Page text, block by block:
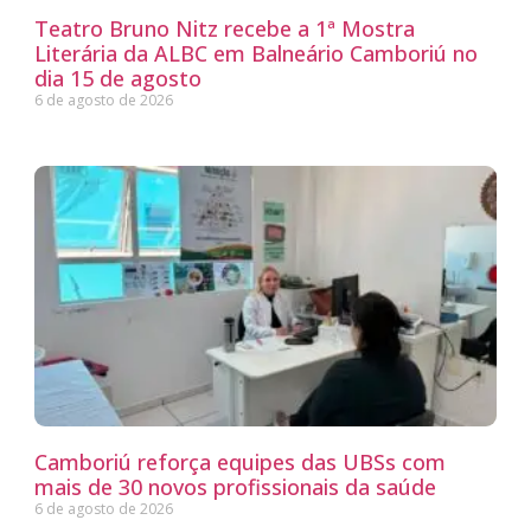
Teatro Bruno Nitz recebe a 1ª Mostra
Literária da ALBC em Balneário Camboriú no
dia 15 de agosto
6 de agosto de 2026
Camboriú reforça equipes das UBSs com
mais de 30 novos profissionais da saúde
6 de agosto de 2026